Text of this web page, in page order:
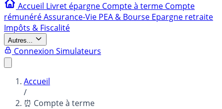
Accueil Livret épargne Compte à terme Compte
rémunéréAssurance-Vie PEA & Bourse Epargne retraite
Impôts & Fiscalité
Autres...
Connexion Simulateurs
Accueil
/
⏰ Compte à terme